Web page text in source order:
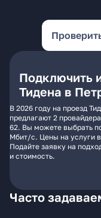
Подключить
Тидена в
В 2026 году на проезд
предлагают 2
62. Вы можете выбрать
Мбит/с. Цены на услуги
Подайте заявку на
и стоимость.
Часто